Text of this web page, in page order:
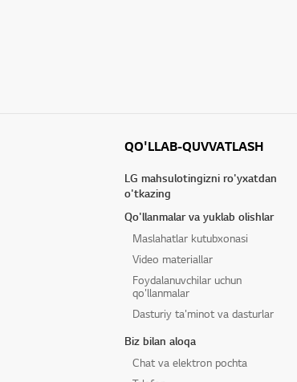
QO'LLAB-QUVVATLASH
LG mahsulotingizni ro'yxatdan
o'tkazing
Qo'llanmalar va yuklab olishlar
Maslahatlar kutubxonasi
Video materiallar
Foydalanuvchilar uchun
qo'llanmalar
Dasturiy ta'minot va dasturlar
Biz bilan aloqa
Chat va elektron pochta